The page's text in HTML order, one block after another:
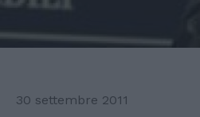
30 settembre 2011